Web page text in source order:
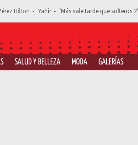
Hilton Yahir 'Más vale tarde que solteros 2'
SALUD Y BELLEZA MODA GALERÍAS